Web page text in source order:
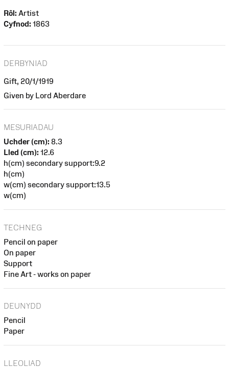
Rôl: Artist
Cyfnod: 1863
DERBYNIAD
Gift, 20/1/1919
Given by Lord Aberdare
MESURIADAU
Uchder (cm): 8.3
Lled (cm): 12.6
h(cm) secondary support:9.2
h(cm)
w(cm) secondary support:13.5
w(cm)
TECHNEG
Pencil on paper
On paper
Support
Fine Art - works on paper
DEUNYDD
Pencil
Paper
LLEOLIAD